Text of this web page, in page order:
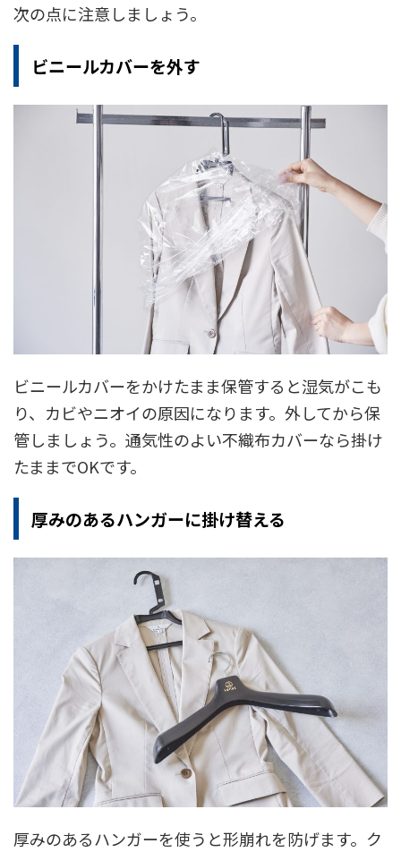
次の点に注意しましょう。
ビニールカバーを外す
ビニールカバーをかけたまま保管すると湿気がこも
り、カビやニオイの原因になります。外してから保
管しましょう。通気性のよい不織布カバーなら掛け
たままでOKです。
厚みのあるハンガーに掛け替える
厚みのあるハンガーを使うと形崩れを防げます。ク